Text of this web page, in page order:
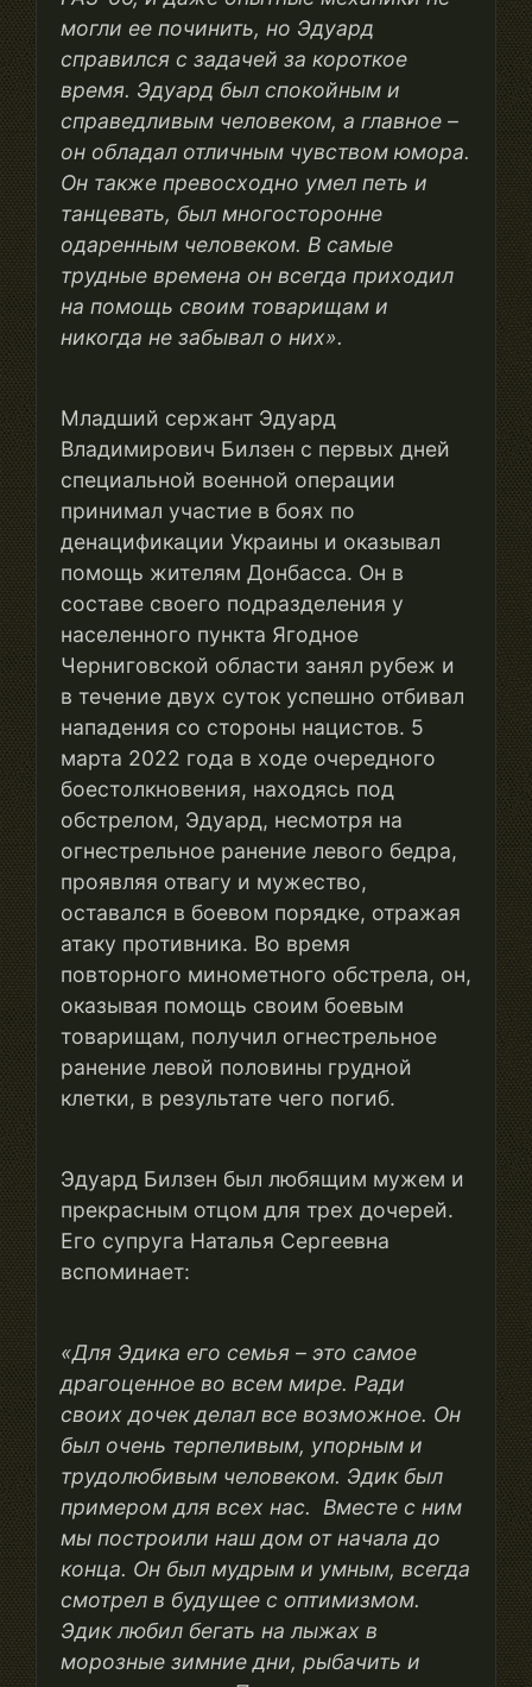
могли ее починить, но Эдуард
справился с задачей за короткое
время. Эдуард был спокойным и
справедливым человеком, а главное –
он обладал отличным чувством юмора.
Он также превосходно умел петь и
танцевать, был многосторонне
одаренным человеком. В самые
трудные времена он всегда приходил
на помощь своим товарищам и
никогда не забывал о них».
Младший сержант Эдуард
Владимирович Билзен с первых дней
специальной военной операции
принимал участие в боях по
денацификации Украины и оказывал
помощь жителям Донбасса. Он в
составе своего подразделения у
населенного пункта Ягодное
Черниговской области занял рубеж и
в течение двух суток успешно отбивал
нападения со стороны нацистов. 5
марта 2022 года в ходе очередного
боестолкновения, находясь под
обстрелом, Эдуард, несмотря на
огнестрельное ранение левого бедра,
проявляя отвагу и мужество,
оставался в боевом порядке, отражая
атаку противника. Во время
повторного минометного обстрела, он,
оказывая помощь своим боевым
товарищам, получил огнестрельное
ранение левой половины грудной
клетки, в результате чего погиб.
Эдуард Билзен был любящим мужем и
прекрасным отцом для трех дочерей.
Его супруга Наталья Сергеевна
вспоминает:
«Для Эдика его семья – это самое
драгоценное во всем мире. Ради
своих дочек делал все возможное. Он
был очень терпеливым, упорным и
трудолюбивым человеком. Эдик был
примером для всех нас. Вместе с ним
мы построили наш дом от начала до
конца. Он был мудрым и умным, всегда
смотрел в будущее с оптимизмом.
Эдик любил бегать на лыжах в
морозные зимние дни, рыбачить и